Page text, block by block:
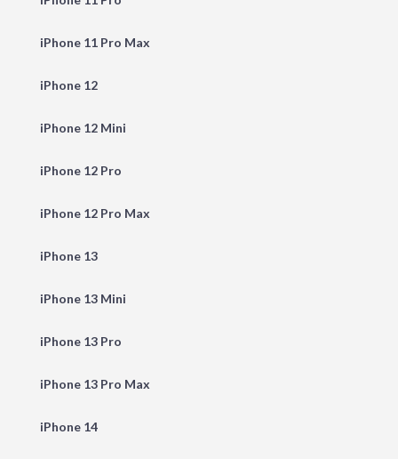
iPhone 11 Pro Max
iPhone 12
iPhone 12 Mini
iPhone 12 Pro
iPhone 12 Pro Max
iPhone 13
iPhone 13 Mini
iPhone 13 Pro
iPhone 13 Pro Max
iPhone 14